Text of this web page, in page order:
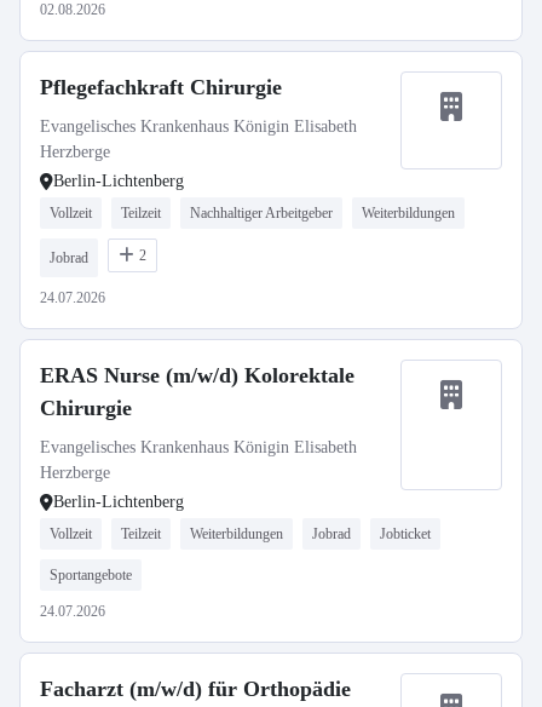
02.08.2026
Pflegefachkraft Chirurgie
Evangelisches Krankenhaus Königin Elisabeth
Herzberge
Berlin-Lichtenberg
Vollzeit Teilzeit Nachhaltiger Arbeitgeber Weiterbildungen
Jobrad 2
24.07.2026
ERAS Nurse (m/w/d) Kolorektale
Chirurgie
Evangelisches Krankenhaus Königin Elisabeth
Herzberge
Berlin-Lichtenberg
Vollzeit Teilzeit Weiterbildungen Jobrad Jobticket
Sportangebote
24.07.2026
Facharzt (m/w/d) für Orthopädie